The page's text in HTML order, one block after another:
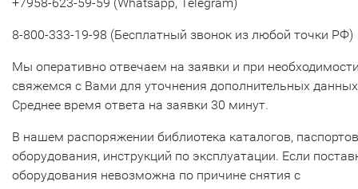
8-800-333-19-98 (Бесплатный звонок из любой точки РФ)
Мы оперативно отвечаем на заявки и при
свяжемся с Вами для уточнения дополнительных
Среднее время ответа на заявки 30 минут.
В нашем распоряжении библиотека каталогов, паспортов
оборудования, инструкций по эксплуатации. Если
оборудования невозможна по причине снятия с